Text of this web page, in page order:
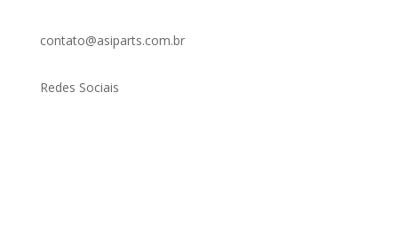
contato@asiparts.com.br
Redes Sociais